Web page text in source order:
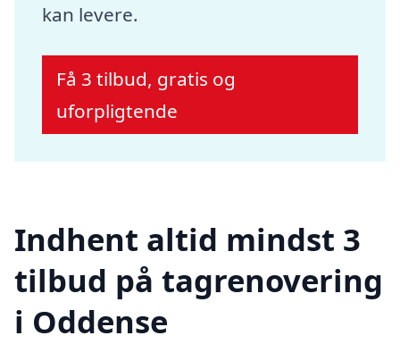
kan levere.
Få 3 tilbud, gratis og
uforpligtende
Indhent altid mindst 3
tilbud på tagrenovering
i Oddense